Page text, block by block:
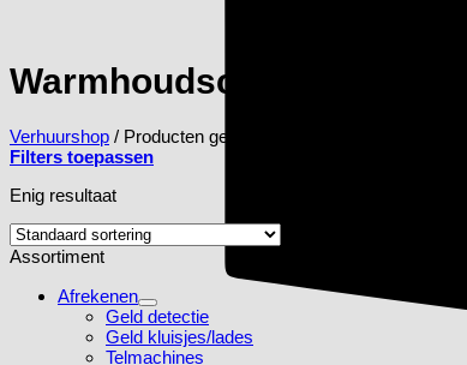
Warmhoudschalen voor
Verhuurshop / Producten getagged “Warmhoudschalen
Filters toepassen
Enig resultaat
Assortiment
Afrekenen
Geld detectie
Geld kluisjes/lades
Telmachines